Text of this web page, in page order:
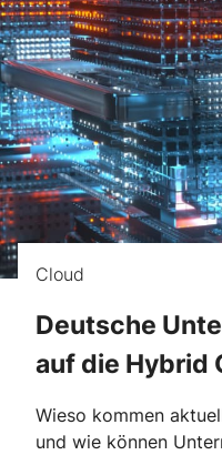
Cloud
Deutsche
auf die Hybrid
Wieso kommen
und wie können